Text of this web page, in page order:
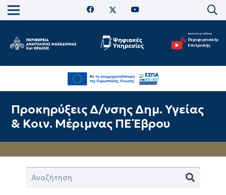
Προκηρύξεις Δ/νσης Δημ. Υγείας
& Κοιν. Μέριμνας ΠΕ Έβρου